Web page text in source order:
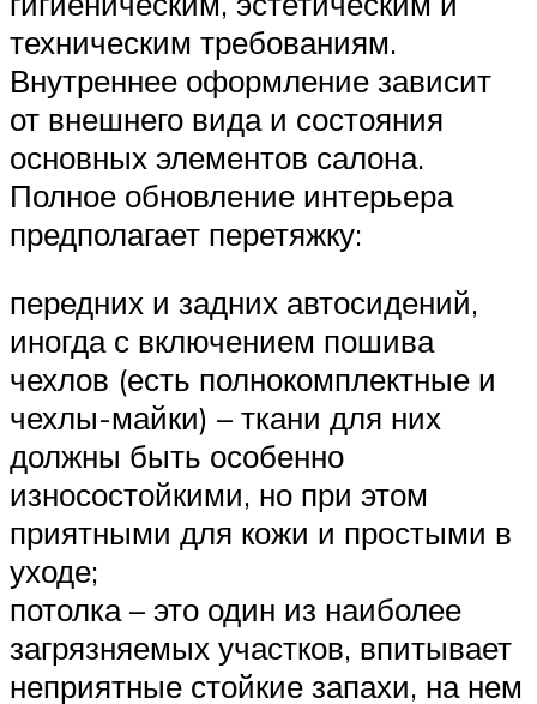
Меню
техническим требованиям.
Внутреннее оформление зависит
от внешнего вида и состояния
основных элементов салона.
Полное обновление интерьера
предполагает перетяжку:
передних и задних автосидений,
иногда с включением пошива
чехлов (есть полнокомплектные и
чехлы-майки) – ткани для них
должны быть особенно
износостойкими, но при этом
приятными для кожи и простыми в
уходе;
потолка – это один из наиболее
загрязняемых участков, впитывает
неприятные стойкие запахи, на нем